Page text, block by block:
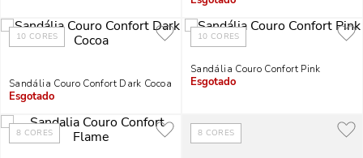
Indisponível
10 CORES
Sandália Couro Confort Dark Cocoa
Indisponível
10 CORES
Sandália Couro Confort Pink
Indisponível
8 CORES 8 CORES